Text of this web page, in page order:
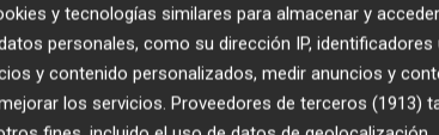
20, apenas creaba peligro. De
y tecnologías similares para almacenar y
personales, como su dirección IP, identificadores
y contenido personalizados, medir anuncios y
los servicios. Proveedores de terceros (1913)